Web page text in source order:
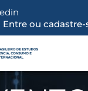
Entre ou cadastre-